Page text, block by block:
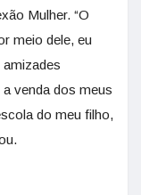
Mulher. “O
meio dele, eu
venda dos meus
do meu filho,